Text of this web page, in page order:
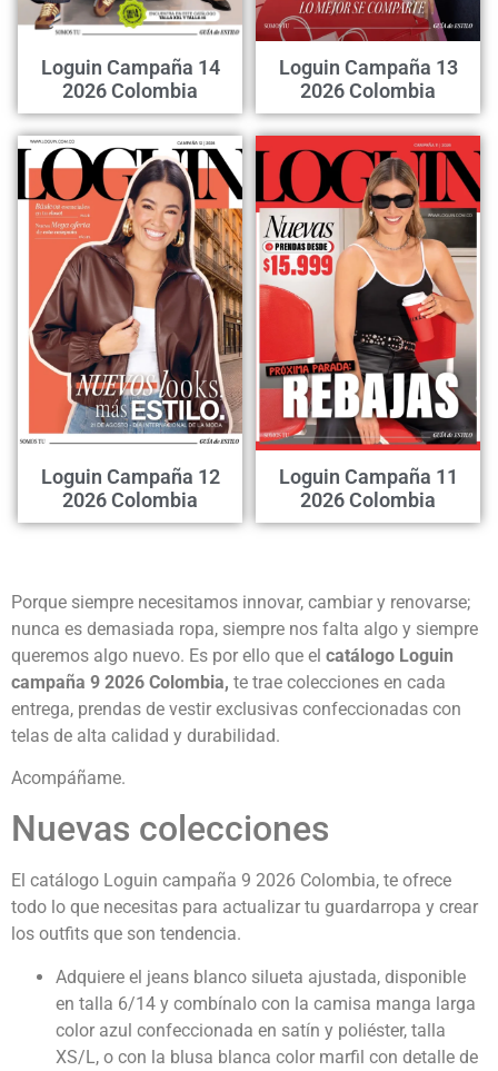
Loguin Campaña 14
2026 Colombia
Loguin Campaña 13
2026 Colombia
Loguin Campaña 12
2026 Colombia
Loguin Campaña 11
2026 Colombia
Porque siempre necesitamos innovar, cambiar y renovarse;
nunca es demasiada ropa, siempre nos falta algo y siempre
queremos algo nuevo. Es por ello que el catálogo Loguin
campaña 9 2026 Colombia, te trae colecciones en cada
entrega, prendas de vestir exclusivas confeccionadas con
telas de alta calidad y durabilidad.
Acompáñame.
Nuevas colecciones
El catálogo Loguin campaña 9 2026 Colombia, te ofrece
todo lo que necesitas para actualizar tu guardarropa y crear
los outfits que son tendencia.
Adquiere el jeans blanco silueta ajustada, disponible
en talla 6/14 y combínalo con la camisa manga larga
color azul confeccionada en satín y poliéster, talla
XS/L, o con la blusa blanca color marfil con detalle de